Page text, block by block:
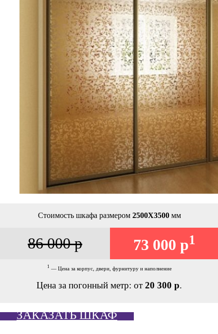
Стоимость шкафа размером 2500Х3500мм
86 000 р 73 000 р1
1 — Цена за корпус, двери, фурнитуру и наполнение
Цена за погонный метр: от 20 300 р.
ЗАКАЗАТЬ ШКАФ